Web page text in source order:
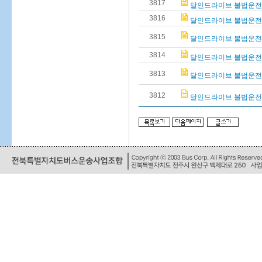
3817
달인드라이브 불법운
3816
달인드라이브 불법운
3815
달인드라이브 불법운
3814
달인드라이브 불법운
3813
달인드라이브 불법운
3812 달인드라이브 불법운